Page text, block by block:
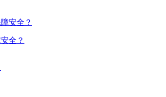
全？